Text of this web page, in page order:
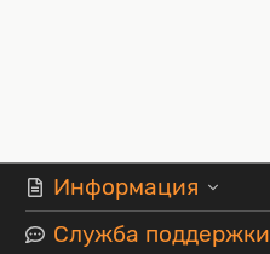
Информация
Служба поддержки